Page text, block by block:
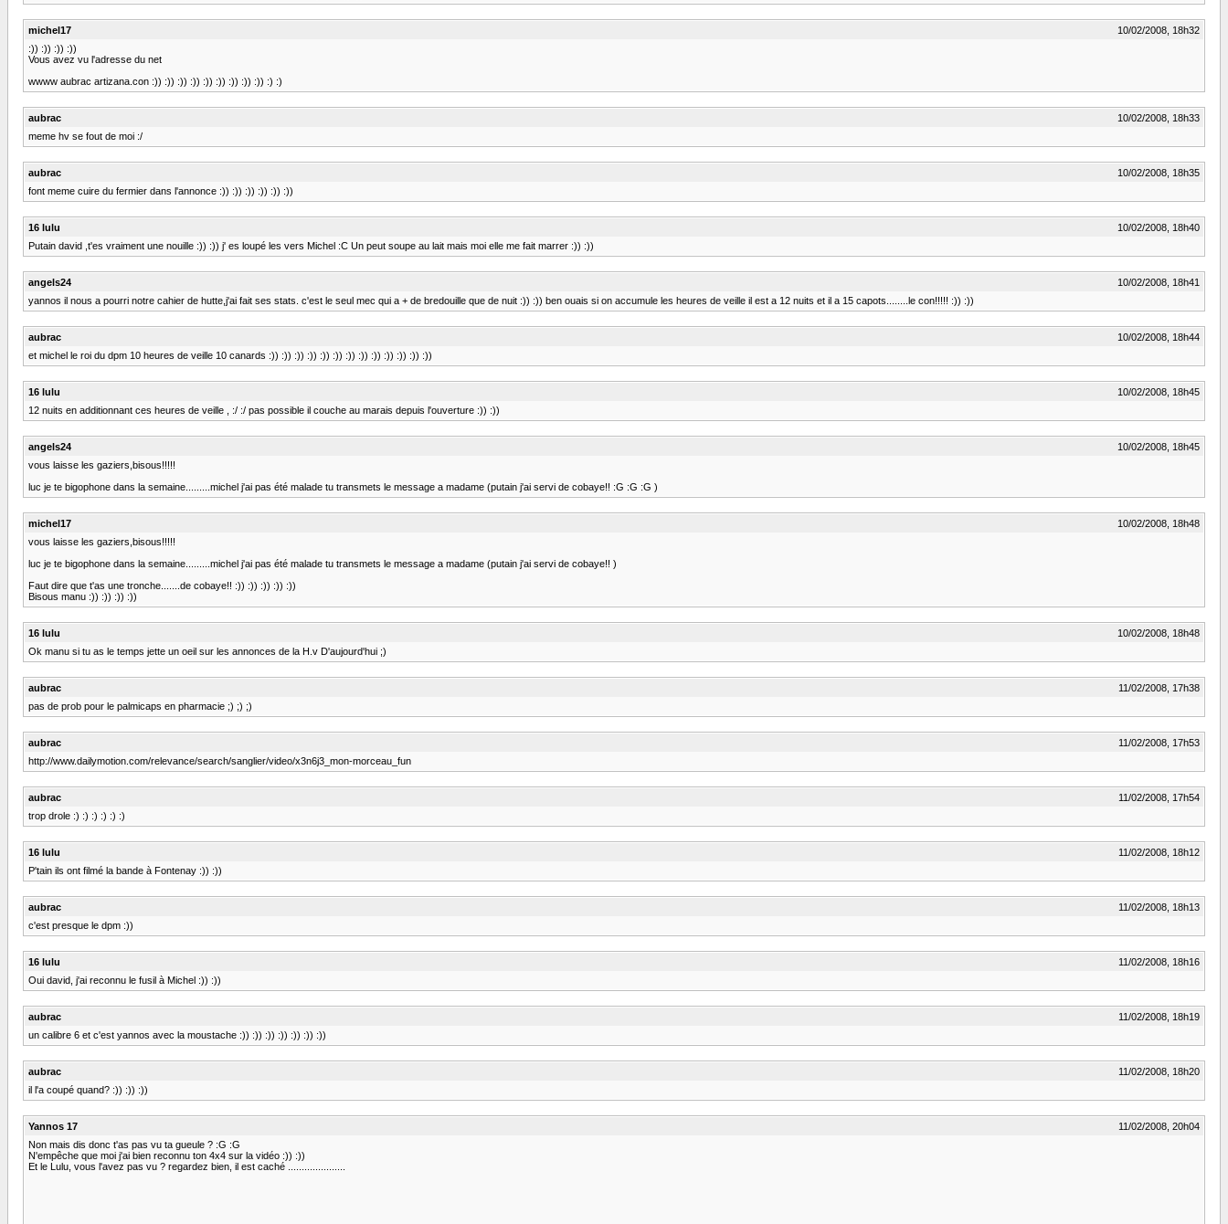
michel17
10/02/2008, 18h32
:)) :)) :)) :))
Vous avez vu l'adresse du net
wwww aubrac artizana.con :)) :)) :)) :)) :)) :)) :)) :)) :)) :) :)
aubrac
10/02/2008, 18h33
meme hv se fout de moi :/
aubrac
10/02/2008, 18h35
font meme cuire du fermier dans l'annonce :)) :)) :)) :)) :)) :))
16 lulu
10/02/2008, 18h40
Putain david ,t'es vraiment une nouille :)) :)) j' es loupé les vers Michel :C Un peut soupe au lait mais moi elle me fait marrer :)) :))
angels24
10/02/2008, 18h41
yannos il nous a pourri notre cahier de hutte,j'ai fait ses stats. c'est le seul mec qui a + de bredouille que de nuit :)) :)) ben ouais si on accumule les heures de veille il est a 12 nuits et il a 15 capots........le con!!!!! :)) :))
aubrac
10/02/2008, 18h44
et michel le roi du dpm 10 heures de veille 10 canards :)) :)) :)) :)) :)) :)) :)) :)) :)) :)) :)) :)) :))
16 lulu
10/02/2008, 18h45
12 nuits en additionnant ces heures de veille , :/ :/ pas possible il couche au marais depuis l'ouverture :)) :))
angels24
10/02/2008, 18h45
vous laisse les gaziers,bisous!!!!!
luc je te bigophone dans la semaine.........michel j'ai pas été malade tu transmets le message a madame (putain j'ai servi de cobaye!! :G :G :G )
michel17
10/02/2008, 18h48
vous laisse les gaziers,bisous!!!!!
luc je te bigophone dans la semaine.........michel j'ai pas été malade tu transmets le message a madame (putain j'ai servi de cobaye!! )
Faut dire que t'as une tronche.......de cobaye!! :)) :)) :)) :)) :))
Bisous manu :)) :)) :)) :))
16 lulu
10/02/2008, 18h48
Ok manu si tu as le temps jette un oeil sur les annonces de la H.v D'aujourd'hui ;)
aubrac
11/02/2008, 17h38
pas de prob pour le palmicaps en pharmacie ;) ;) ;)
aubrac
11/02/2008, 17h53
http://www.dailymotion.com/relevance/search/sanglier/video/x3n6j3_mon-morceau_fun
aubrac
11/02/2008, 17h54
trop drole :) :) :) :) :) :)
16 lulu
11/02/2008, 18h12
P'tain ils ont filmé la bande à Fontenay :)) :))
aubrac
11/02/2008, 18h13
c'est presque le dpm :))
16 lulu
11/02/2008, 18h16
Oui david, j'ai reconnu le fusil à Michel :)) :))
aubrac
11/02/2008, 18h19
un calibre 6 et c'est yannos avec la moustache :)) :)) :)) :)) :)) :)) :))
aubrac
11/02/2008, 18h20
il l'a coupé quand? :)) :)) :))
Yannos 17
11/02/2008, 20h04
Non mais dis donc t'as pas vu ta gueule ? :G :G
N'empêche que moi j'ai bien reconnu ton 4x4 sur la vidéo :)) :))
Et le Lulu, vous l'avez pas vu ? regardez bien, il est caché .....................